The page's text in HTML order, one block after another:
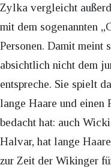
Zylka vergleicht
mit dem sogenannten
Personen. Damit meint
absichtlich nicht dem
entspreche. Sie spielt
lange Haare und einen
bedacht hat: auch
Halvar, hat lange
zur Zeit der Wikinger